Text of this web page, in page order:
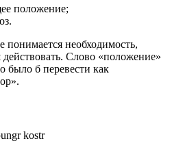
положение;
необходимость,
Слово «положение»
б перевести как
kostr